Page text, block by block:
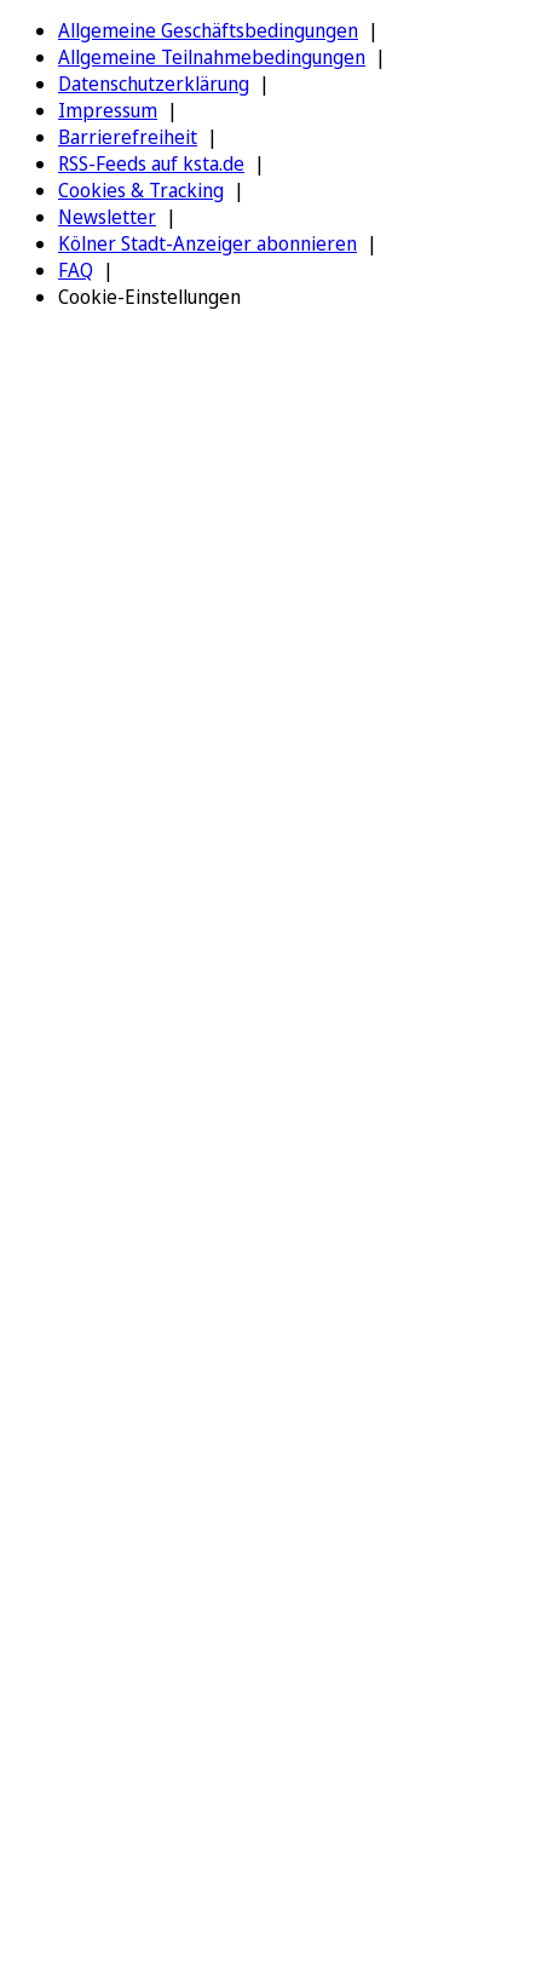
Allgemeine Geschäftsbedingungen
Allgemeine Teilnahmebedingungen
Datenschutzerklärung
Impressum
Barrierefreiheit
RSS-Feeds auf ksta.de
Cookies & Tracking
Newsletter
Kölner Stadt-Anzeiger abonnieren
FAQ
Cookie-Einstellungen